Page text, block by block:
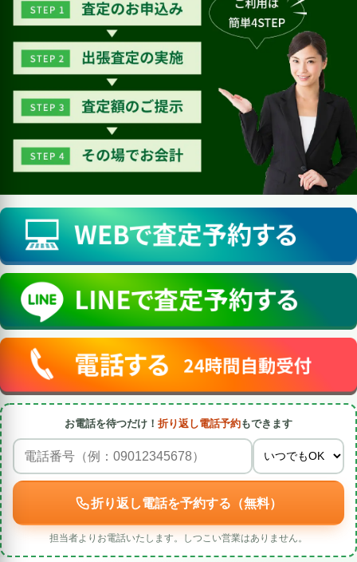
お電話を待つだけ！ 折り返し電話予約もできます
折り返し電話を予約する（無料）
担当者よりお電話いたします。しつこい営業はありません。